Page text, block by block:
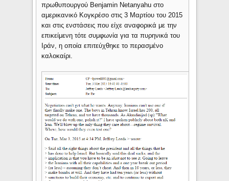
πρωθυπουργού Benjamin Netanyahu στο
αμερικανικό Κογκρέσο στις 3 Μαρτίου του 2015
και στις ενστάσεις που είχε αναφορικά με την
επικείμενη τότε συμφωνία για τα πυρηνικά του
Ιράν, η οποία επιτεύχθηκε το περασμένο
καλοκαίρι.